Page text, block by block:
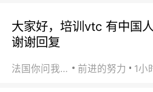
大家好，培训vtc 有中国
谢谢回复
法国你问我答 前进的努力 1小